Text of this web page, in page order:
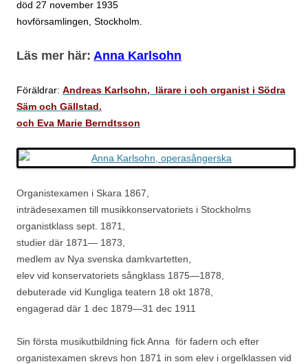
död 27 november 1935
hovförsamlingen, Stockholm.
Läs mer här: Anna Karlsohn
Föräldrar: Andreas Karlsohn, lärare i och organist i Södra
Säm och Gällstad.
och Eva Marie Berndtsson
Organistexamen i Skara 1867,
inträdesexamen till musikkonservatoriets i Stockholms
organistklass sept. 1871,
studier där 1871— 1873,
medlem av Nya svenska damkvartetten,
elev vid konservatoriets sångklass 1875—1878,
debuterade vid Kungliga teatern 18 okt 1878,
engagerad där 1 dec 1879—31 dec 1911
Sin första musikutbildning fick Anna för fadern och efter
organistexamen skrevs hon 1871 in som elev i orgelklassen vid